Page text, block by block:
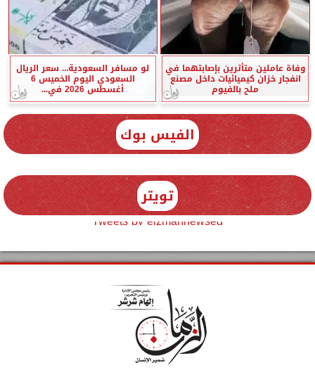
وفاة عاملين متأثرين بإصابتهما في
انفجار خزان كيميائيات داخل مصنع
ملح بالفيوم
لو مسافر السعودية... سعر الريال
السعودي اليوم الخميس 6
أغسطس 2026 في...
الفيس بوك
تويتر
Tweets by elzmannewseg